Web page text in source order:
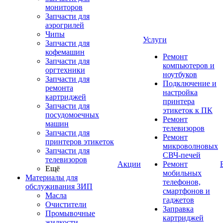
мониторов
Запчасти для
аэрогрилей
Чипы
Запчасти для
кофемашин
Запчасти для
оргтехники
Запчасти для
ремонта
картриджей
Запчасти для
посудомоечных
машин
Запчасти для
принтеров этикеток
Запчасти для
телевизоров
Ещё
Материалы для
обслуживания ЗИП
Масла
Очистители
Промывочные
Акции
Услуги
Ремонт
компьютеров и
ноутбуков
Подключение и
настройка
принтера
этикеток к ПК
Ремонт
телевизоров
Ремонт
микроволновых
СВЧ-печей
Ремонт
мобильных
телефонов,
смартфонов и
гаджетов
Заправка
картриджей